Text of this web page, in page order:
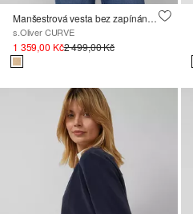
Manšestrová vesta bez zapínání, s plyšovou podšívkou
s.Oliver CURVE
1 359,00 Kč2 499,00 Kč